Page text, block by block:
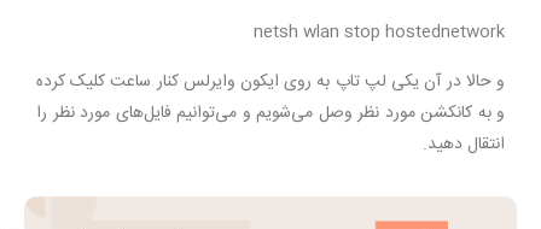
netsh wlan stop hostednetwork
و حالا در آن یکی لپ تاپ به روی ایکون وایرلس کنار ساعت کلیک کرده
و به کانکشن مورد نظر وصل می‌شویم و می‌توانیم فایل‌های مورد نظر را
انتقال دهید.